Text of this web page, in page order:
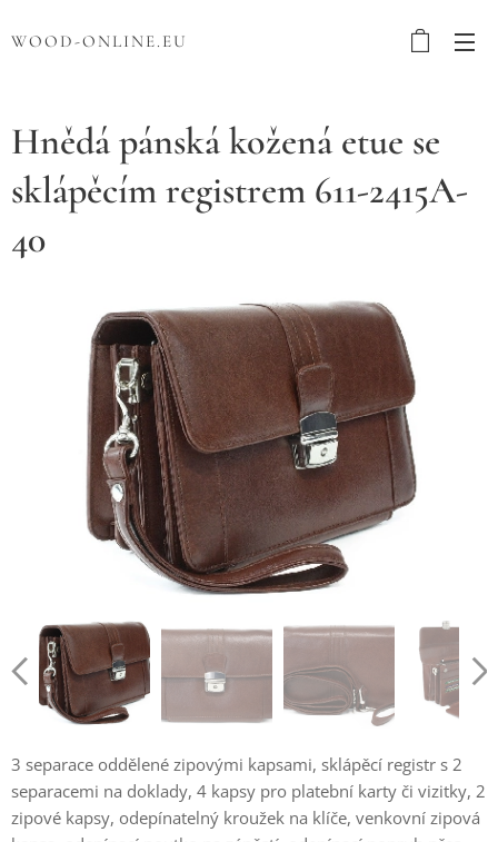
WOOD-ONLINE.EU
Hnědá pánská kožená etue se
sklápěcím registrem 611-2415A-
40
3 separace oddělené zipovými kapsami, sklápěcí registr s 2
separacemi na doklady, 4 kapsy pro platební karty či vizitky, 2
zipové kapsy, odepínatelný kroužek na klíče, venkovní zipová